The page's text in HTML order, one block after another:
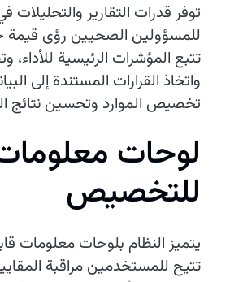
توفر قدرات التقارير
للمسؤولين الصحيين رؤى قيمة
تتبع المؤشرات الرئيسية للأداء،
واتخاذ القرارات المستندة إلى
تخصيص الموارد وتحسين نتائج
لوحات
للتخصيص
يتميز النظام بلوحات معلومات
تتيح للمستخدمين مراقبة